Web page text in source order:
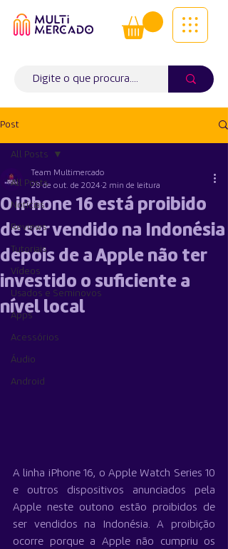
Tudo num só lugar! | Entregas ao
domicílio
Post
All Posts
Notícias
Reviews
Tutoriais
Vídeos
Usados e Seminovos
Apps
Acessórios
Áudio
Android
All Posts
O iPhone 16 está proibido
de ser vendido na Indonésia
depois de a Apple não ter
investido o suficiente a
nível local
Team Multimercado
28 de out. de 2024 2 min de leitura
A linha iPhone 16, o Apple Watch Series 10
e outros dispositivos anunciados pela
Apple neste outono estão proibidos de
ser vendidos na Indonésia. A proibição
ocorre porque a Apple não cumpriu os